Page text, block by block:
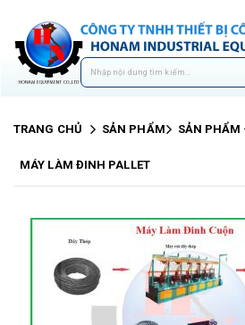
TRANG CHỦ SẢN PHẨM SẢN PHẨM
MÁY LÀM ĐINH PALLET